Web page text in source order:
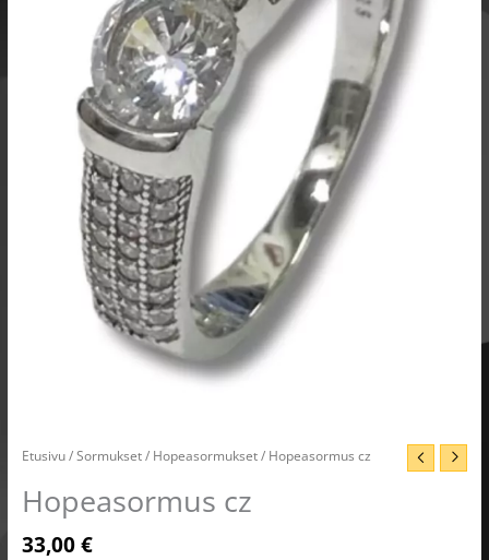
Etusivu/Sormukset/ Hopeasormukset/ Hopeasormus cz
Hopeasormus cz
33,00€